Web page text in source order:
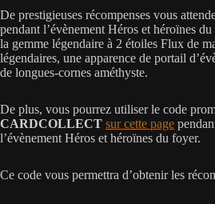
De prestigieuses récompenses vous
pendant l’évènement Héros et héroïnes
la gemme légendaire à 2 étoiles Flux de
légendaires, une apparence de portail
de longues-cornes améthyste.
De plus, vous pourrez utiliser le code
CARDCOLLECT sur cette page
l’évènement Héros et héroïnes du foyer.
Ce code vous permettra d’obtenir les